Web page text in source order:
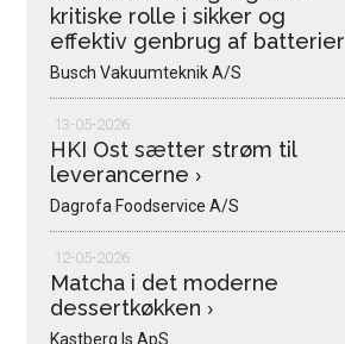
kritiske rolle i sikker og
effektiv genbrug af batterier
Busch Vakuumteknik A/S
13-05-2026
HKI Ost sætter strøm til
leverancerne ›
Dagrofa Foodservice A/S
12-05-2026
Matcha i det moderne
dessertkøkken ›
Kastberg Is ApS